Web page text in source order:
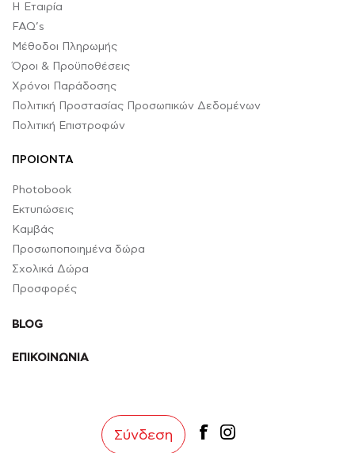
Η Εταιρία
FAQ’s
Μέθοδοι Πληρωμής
Όροι & Προϋποθέσεις
Χρόνοι Παράδοσης
Πολιτική Προστασίας Προσωπικών Δεδομένων
Πολιτική Επιστροφών
ΠΡΟΙΟΝΤΑ
Photobook
Εκτυπώσεις
Καμβάς
Προσωποποιημένα δώρα
Σχολικά Δώρα
Προσφορές
BLOG
ΕΠΙΚΟΙΝΩΝΙΑ
Σύνδεση facebook